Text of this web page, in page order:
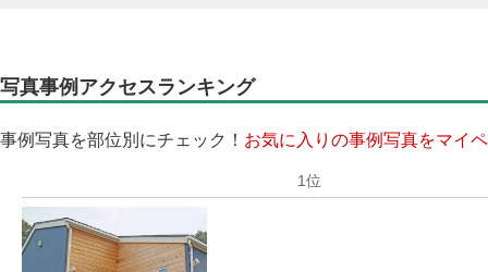
写真事例アクセスランキング
事例写真を部位別にチェック！ お気に入りの事例写真をマイ